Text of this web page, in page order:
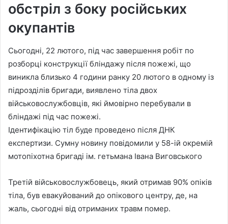
обстріл з боку російських
окупантів
Сьогодні, 22 лютого, під час завершення робіт по
розборці конструкції бліндажу після пожежі, що
виникла близько 4 години ранку 20 лютого в одному із
підрозділів бригади, виявлено тіла двох
військовослужбовців, які ймовірно перебували в
бліндажі під час пожежі.
Ідентифікацію тіл буде проведено після ДНК
експертизи. Сумну новину повідомили у 58-ій окремій
мотопіхотна бригаді ім. гетьмана Івана Виговського
Третій військовослужбовець, який отримав 90% опіків
тіла, був евакуйований до опікового центру, де, на
жаль, сьогодні від отриманих травм помер.